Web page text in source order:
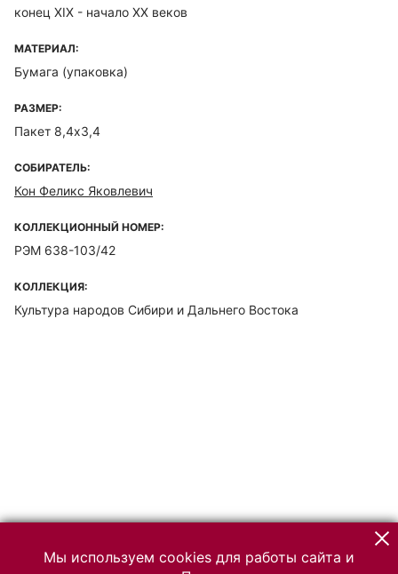
конец XIX - начало XX веков
МАТЕРИАЛ:
Бумага (упаковка)
РАЗМЕР:
Пакет 8,4х3,4
СОБИРАТЕЛЬ:
Кон Феликс Яковлевич
КОЛЛЕКЦИОННЫЙ НОМЕР:
РЭМ 638-103/42
КОЛЛЕКЦИЯ:
Культура народов Сибири и Дальнего Востока
Мы используем cookies для работы сайта и